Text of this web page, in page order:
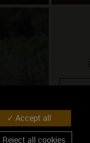
deAccept all
Reject all cookies